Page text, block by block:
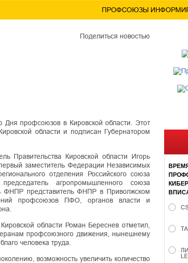
ПРОФСОЮЗЫ
КИРОВСКОЙ ОБЛАСТИ
Поделиться новостью
Дня профсоюзов в Кировской области. Этот
области и подписан Губернатором
Правительства Кировской области Игорь
заместитель Федерации Независимых
отделения Российского союза
агропромышленного союза
ФНПР представитель ФНПР в Приволжском
профсоюзов ПФО, органов власти и
области Роман Береснев отметил,
профсоюзного движения, нынешнему
человека труда.
возможность увеличить количество